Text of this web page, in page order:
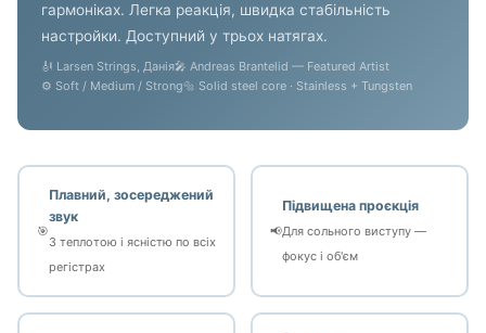
гармоніках. Легка реакція, швидка стабільність
настройки. Доступний у трьох натягах.
🎻 Larsen Strings, Данія🎤 Andreas Brantelid — Featured Artist
⚙️ Soft / Medium / Strong🔩 Solid steel core · Stainless + Tungsten
🎯
Плавний, зосереджений
звук
З теплотою і ясністю по всіх
регістрах
📢
Підвищена проєкція
Для сольного виступу —
фокус і об'єм